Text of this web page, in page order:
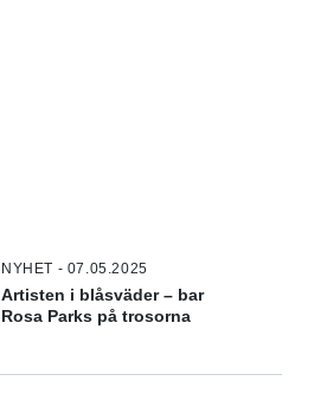
NYHET - 07.05.2025
Artisten i blåsväder – bar
Rosa Parks på trosorna